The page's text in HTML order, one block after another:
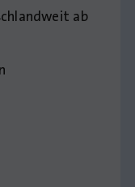
ab